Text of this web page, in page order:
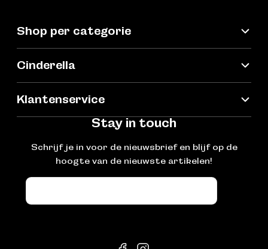
Shop per categorie
Cinderella
Klantenservice
Stay in touch
Schrijf je in voor de nieuwsbrief en blijf op de
hoogte van de nieuwste artikelen!